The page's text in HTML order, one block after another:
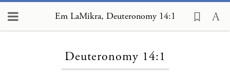
Em LaMikra, Deuteronomy 14:1
Deuteronomy 14:1